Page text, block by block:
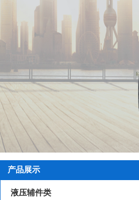
产品展示
液压辅件类